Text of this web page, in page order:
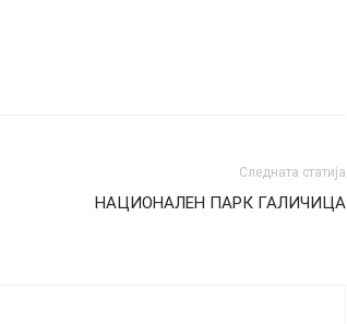
Следната статија
НАЦИОНАЛЕН ПАРК ГАЛИЧИЦА